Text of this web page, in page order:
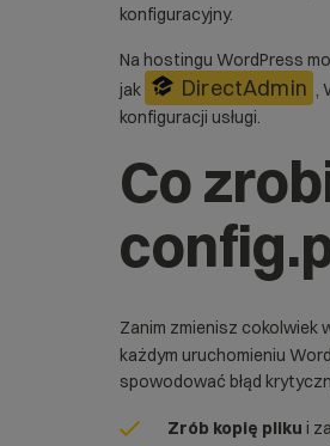
konfiguracyjny.
Na hostingu WordPress
jak
DirectAdmin ,
konfiguracji usługi.
Co
Zanim zmienisz cokolwiek
każdym uruchomieniu
spowodować błąd
Zrób kopię pliku i